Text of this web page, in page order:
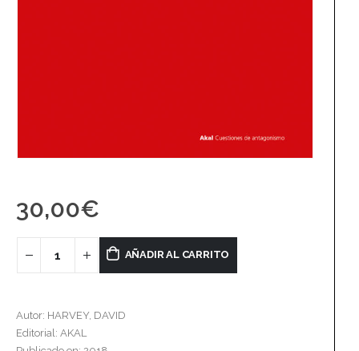
30,00€
AÑADIR AL CARRITO
Autor: HARVEY, DAVID
Editorial: AKAL